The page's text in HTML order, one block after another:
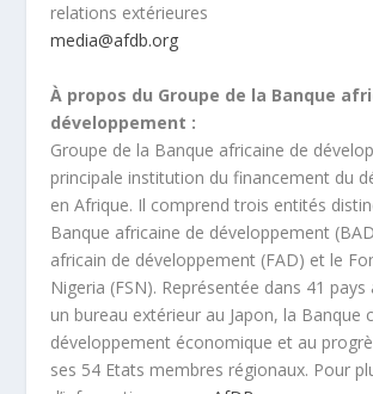
relations extérieures
media@afdb.org
À propos du Groupe de la Banque
développement :
Groupe de la Banque africaine de
principale institution du financement du
en Afrique. Il comprend trois entités
Banque africaine de développement
africain de développement (FAD) et le
Nigeria (FSN). Représentée dans 41
un bureau extérieur au Japon, la Banque
développement économique et au
ses 54 Etats membres régionaux. Pour